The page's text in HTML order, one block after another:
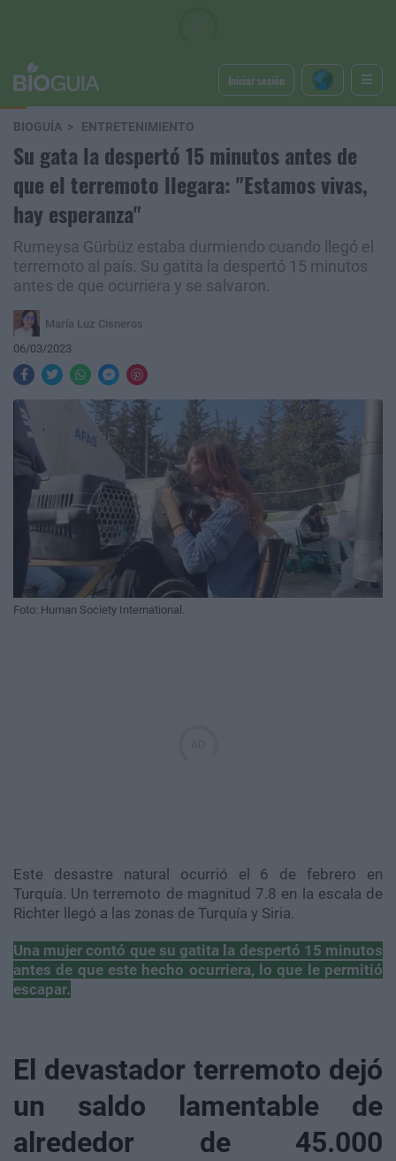
Iniciar sesión
BIOGUÍA ENTRETENIMIENTO
Su gata la despertó 15 minutos antes de
que el terremoto llegara: "Estamos vivas,
hay esperanza"
Rumeysa Gürbüz estaba durmiendo cuando llegó el
terremoto al país. Su gatita la despertó 15 minutos
antes de que ocurriera y se salvaron.
María Luz Cisneros
06/03/2023
Foto: Human Society International.
Este desastre natural ocurrió el 6 de febrero en
Turquía. Un terremoto de magnitud 7.8 en la escala de
Richter llegó a las zonas de Turquía y Siria.
Una mujer contó que su gatita la despertó 15 minutos
antes de que este hecho ocurriera, lo que le permitió
escapar.
El devastador terremoto dejó
un saldo lamentable de
alrededor de 45.000